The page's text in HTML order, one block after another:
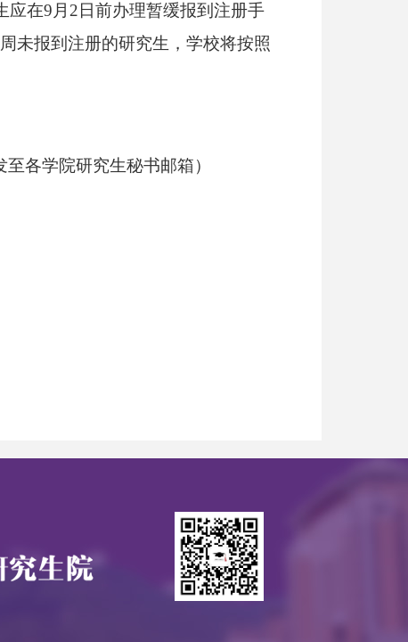
应在9 月 2 日前办理暂缓报到注册手
未报到注册的研究生，学校将按照
各学院研究生秘书邮箱）